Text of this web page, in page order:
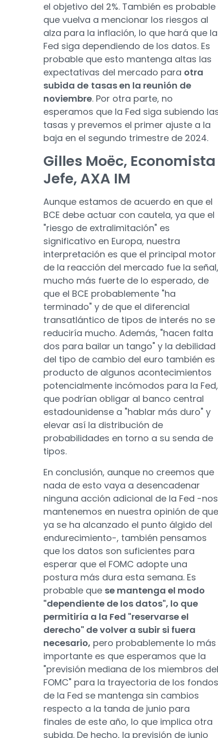
el objetivo del 2%. También es probable
que vuelva a mencionar los riesgos al
alza para la inflación, lo que hará que la
Fed siga dependiendo de los datos. Es
probable que esto mantenga altas las
expectativas del mercado para otra
subida de tasas en la reunión de
noviembre. Por otra parte, no
esperamos que la Fed siga subiendo
tasas y prevemos el primer ajuste a la
baja en el segundo trimestre de 2024.
Gilles Moëc, Economista
Jefe, AXA IM
Aunque estamos de acuerdo en que el
BCE debe actuar con cautela, ya que el
"riesgo de extralimitación" es
significativo en Europa, nuestra
interpretación es que el principal motor
de la reacción del mercado fue la señal,
mucho más fuerte de lo esperado, de
que el BCE probablemente "ha
terminado" y de que el diferencial
transatlántico de tipos de interés no se
reduciría mucho. Además, "hacen falta
dos para bailar un tango" y la debilidad
del tipo de cambio del euro también es
producto de algunos acontecimientos
potencialmente incómodos para la Fed,
que podrían obligar al banco central
estadounidense a "hablar más duro" y
elevar así la distribución de
probabilidades en torno a su senda de
tipos.
En conclusión, aunque no creemos que
nada de esto vaya a desencadenar
ninguna acción adicional de la Fed -nos
mantenemos en nuestra opinión de que
ya se ha alcanzado el punto álgido del
endurecimiento-, también pensamos
que los datos son suficientes para
esperar que el FOMC adopte una
postura más dura esta semana. Es
probable que se mantenga el modo
"dependiente de los datos", lo que
permitiría a la Fed "reservarse el
derecho" de volver a subir si fuera
necesario, pero probablemente lo más
importante es que esperamos que la
"previsión mediana de los miembros del
FOMC" para la trayectoria de los fondos
de la Fed se mantenga sin cambios
respecto a la tanda de junio para
finales de este año, lo que implica otra
subida. De hecho, la previsión de junio